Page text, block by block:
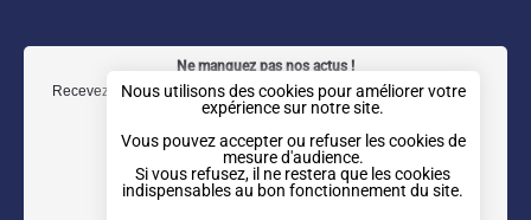
Nous utilisons des cookies pour améliorer votre
expérience sur notre site.
Vous pouvez accepter ou refuser les cookies de
mesure d'audience.
Si vous refusez, il ne restera que les cookies
indispensables au bon fonctionnement du site.
o
k
r
a
m
I
n
e
Ne manquez pas nos actus !
Recevez notre newsletter trimestrielle directement dans votre boîte
mail.